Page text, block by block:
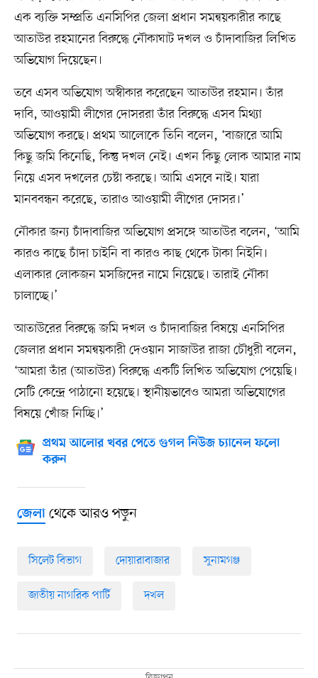
এক ব্যক্তি সম্প্রতি এনসিপির জেলা প্রধান সমন্বয়কারীর কাছে
আতাউর রহমানের বিরুদ্ধে নৌকাঘাট দখল ও চাঁদাবাজির লিখিত
অভিযোগ দিয়েছেন।
তবে এসব অভিযোগ অস্বীকার করেছেন আতাউর রহমান। তাঁর
দাবি, আওয়ামী লীগের দোসররা তাঁর বিরুদ্ধে এসব মিথ্যা
অভিযোগ করছে। প্রথম আলোকে তিনি বলেন, ‘বাজারে আমি
কিছু জমি কিনেছি, কিন্তু দখল নেই। এখন কিছু লোক আমার নাম
নিয়ে এসব দখলের চেষ্টা করছে। আমি এসবে নাই। যারা
মানববন্ধন করেছে, তারাও আওয়ামী লীগের দোসর।’
নৌকার জন্য চাঁদাবাজির অভিযোগ প্রসঙ্গে আতাউর বলেন, ‘আমি
কারও কাছে চাঁদা চাইনি বা কারও কাছ থেকে টাকা নিইনি।
এলাকার লোকজন মসজিদের নামে নিয়েছে। তারাই নৌকা
চালাচ্ছে।’
আতাউরের বিরুদ্ধে জমি দখল ও চাঁদাবাজির বিষয়ে এনসিপির
জেলার প্রধান সমন্বয়কারী দেওয়ান সাজাউর রাজা চৌধুরী বলেন,
‘আমরা তাঁর (আতাউর) বিরুদ্ধে একটি লিখিত অভিযোগ পেয়েছি।
সেটি কেন্দ্রে পাঠানো হয়েছে। স্থানীয়ভাবেও আমরা অভিযোগের
বিষয়ে খোঁজ নিচ্ছি।’
প্রথম আলোর খবর পেতে গুগল নিউজ চ্যানেল ফলো
করুন
জেলাথেকে আরও পড়ুন
সিলেট বিভাগ দোয়ারাবাজার সুনামগঞ্জ
জাতীয় নাগরিক পার্টি দখল